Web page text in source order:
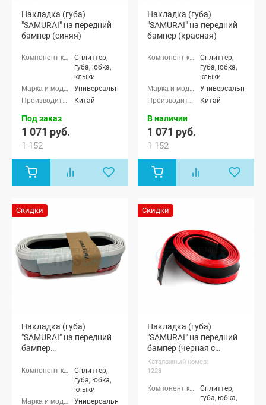
Накладка (губа)
"SAMURAI" на передний
бампер (синяя)
Сплиттер,
губа, юбка,
клыки
Универсальные
Китай
Под заказ
1 071 руб.
1 152
Накладка (губа)
"SAMURAI" на передний
бампер (красная)
Сплиттер,
губа, юбка,
клыки
Универсальные
Китай
В наличии
1 071 руб.
1 152
Скидки
Накладка (губа)
"SAMURAI" на передний
бампер
Сплиттер,
губа, юбка,
клыки
Универсальные
Скидки
Накладка (губа)
"SAMURAI" на передний
бампер (черная с
красным кантом)
Каталожный номер:
1228
Сплиттер,
губа, юбка,